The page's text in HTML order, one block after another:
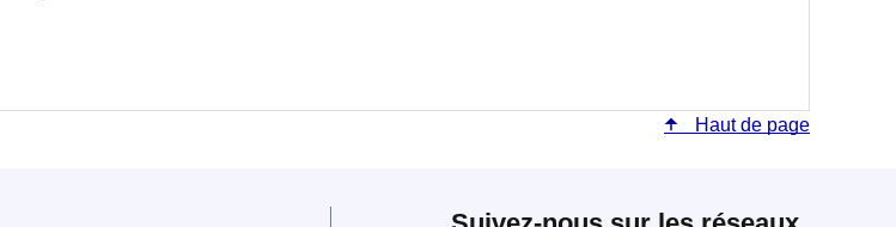
Haut de page